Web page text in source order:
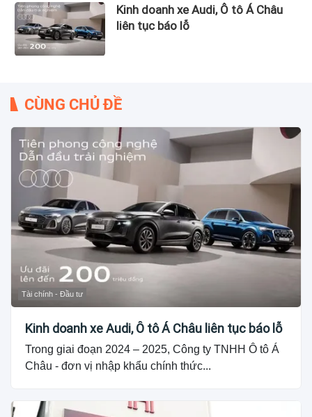
Kinh doanh xe Audi, Ô tô Á Châu
liên tục báo lỗ
CÙNG CHỦ ĐỀ
Tài chính - Đầu tư
Kinh doanh xe Audi, Ô tô Á Châu liên tục báo lỗ
Trong giai đoạn 2024 – 2025, Công ty TNHH Ô tô Á
Châu - đơn vị nhập khẩu chính thức...